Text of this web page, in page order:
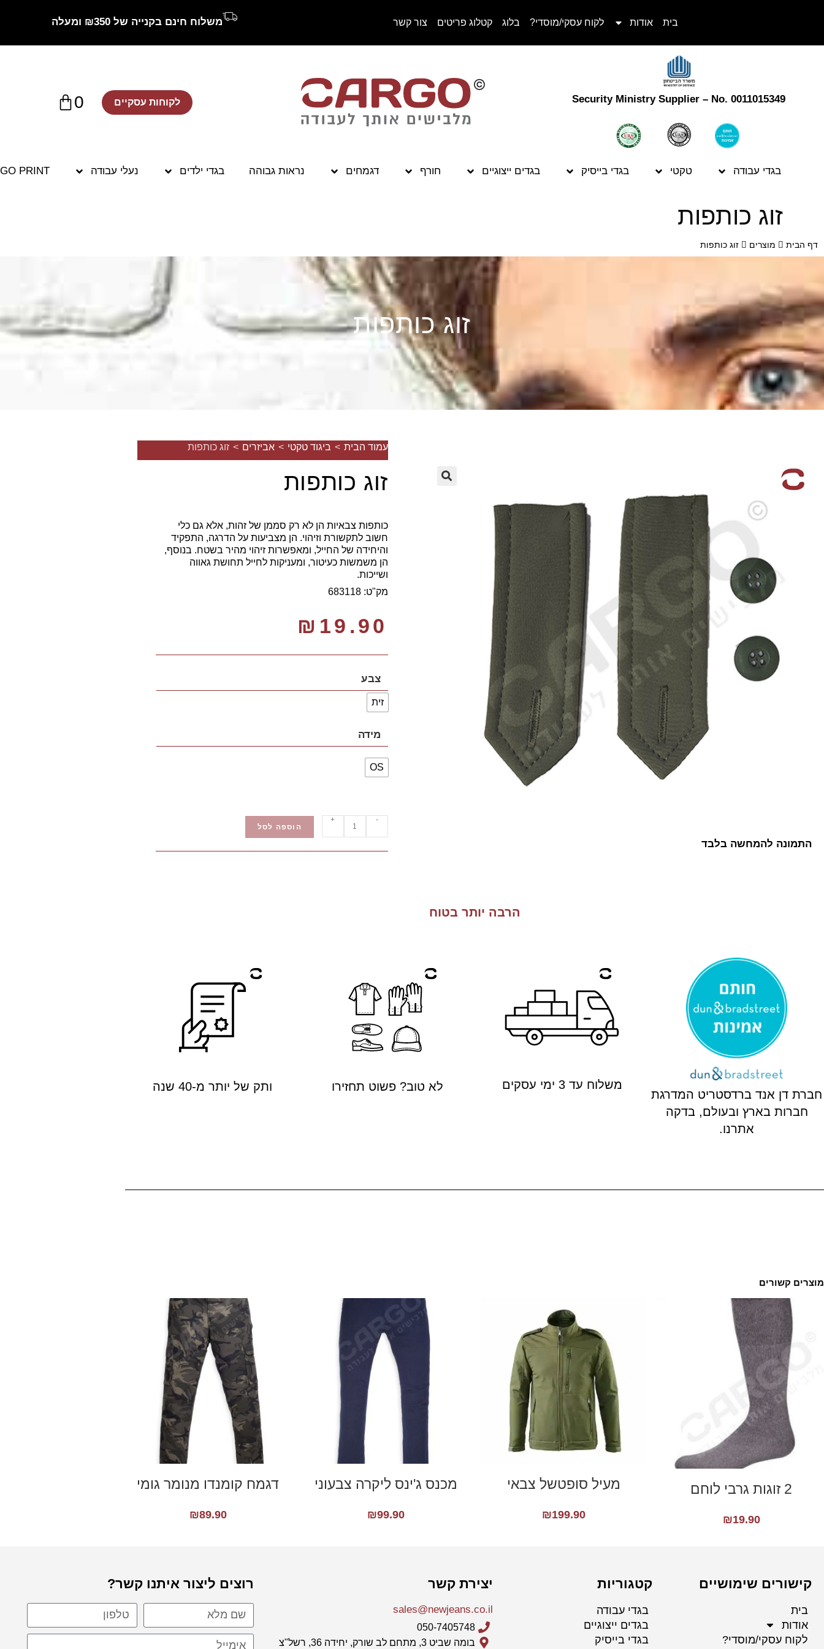
בית אודות לקוח עסקי/מוסדי? בלוג קטלוג פריטים צור קשר משלוח חינם בקנייה של ₪350 ומעלה
Security Ministry Supplier – No. 0011015349 לקוחות עסקיים 0
בגדי עבודה טקטי בגדי בייסיק בגדים ייצוגיים חורף דגמחים נראות גבוהה בגדי ילדים נעלי עבודה PRINT
זוג כותפות
דף הבית מוצרים זוג כותפות
זוג כותפות
התמונה להמחשה בלבד
עמוד הבית > ביגוד טקטי > אביזרים > זוג כותפות
זוג כותפות
כותפות צבאיות הן לא רק סממן של זהות, אלא גם כלי
חשוב לתקשורת וזיהוי. הן מצביעות על הדרגה, התפקיד
והיחידה של החייל, ומאפשרות זיהוי מהיר בשטח. בנוסף,
הן משמשות כעיטור, ומעניקות לחייל תחושת גאווה
ושייכות.
מק"ט: 683118
₪ 19.90
צבע
זית
מידה
OS
-
+
הוספה לסל
הרבה יותר בטוח
חברת דן אנד ברדסטריט המדרגת
חברות בארץ ובעולם, בדקה
אתרנו.
משלוח עד 3 ימי עסקים לא טוב? פשוט תחזירו ותק של יותר מ-40 שנה
מוצרים קשורים
2 זוגות גרבי לוחם
₪19.90
מעיל סופטשל צבאי
₪199.90
מכנס ג'ינס ליקרה צבעוני
₪99.90
דגמח קומנדו מנומר גומי
₪89.90
קישורים שימושיים
בית
אודות
לקוח עסקי/מוסדי?
קטגוריות
בגדי עבודה
בגדים ייצוגיים
בגדי בייסיק
יצירת קשר
sales@newjeans.co.il
050-7405748
בומה שביט 3, מתחם לב שורק, יחידה 36, רשל"צ
רוצים ליצור איתנו קשר?